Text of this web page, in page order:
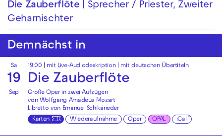
Die Zauberflöte
Sprecher / Priester, Zweiter
Geharnischter
Demnächst in
Sa
19
Sep
19:00 mit Live-Audiodeskription| mit deutschen Übertiteln
Die Zauberflöte
Große Oper in zwei Aufzügen
von Wolfgang Amadeus Mozart
Libretto von Emanuel Schikaneder
Karten
Wiederaufnahme Oper OPAL iCal